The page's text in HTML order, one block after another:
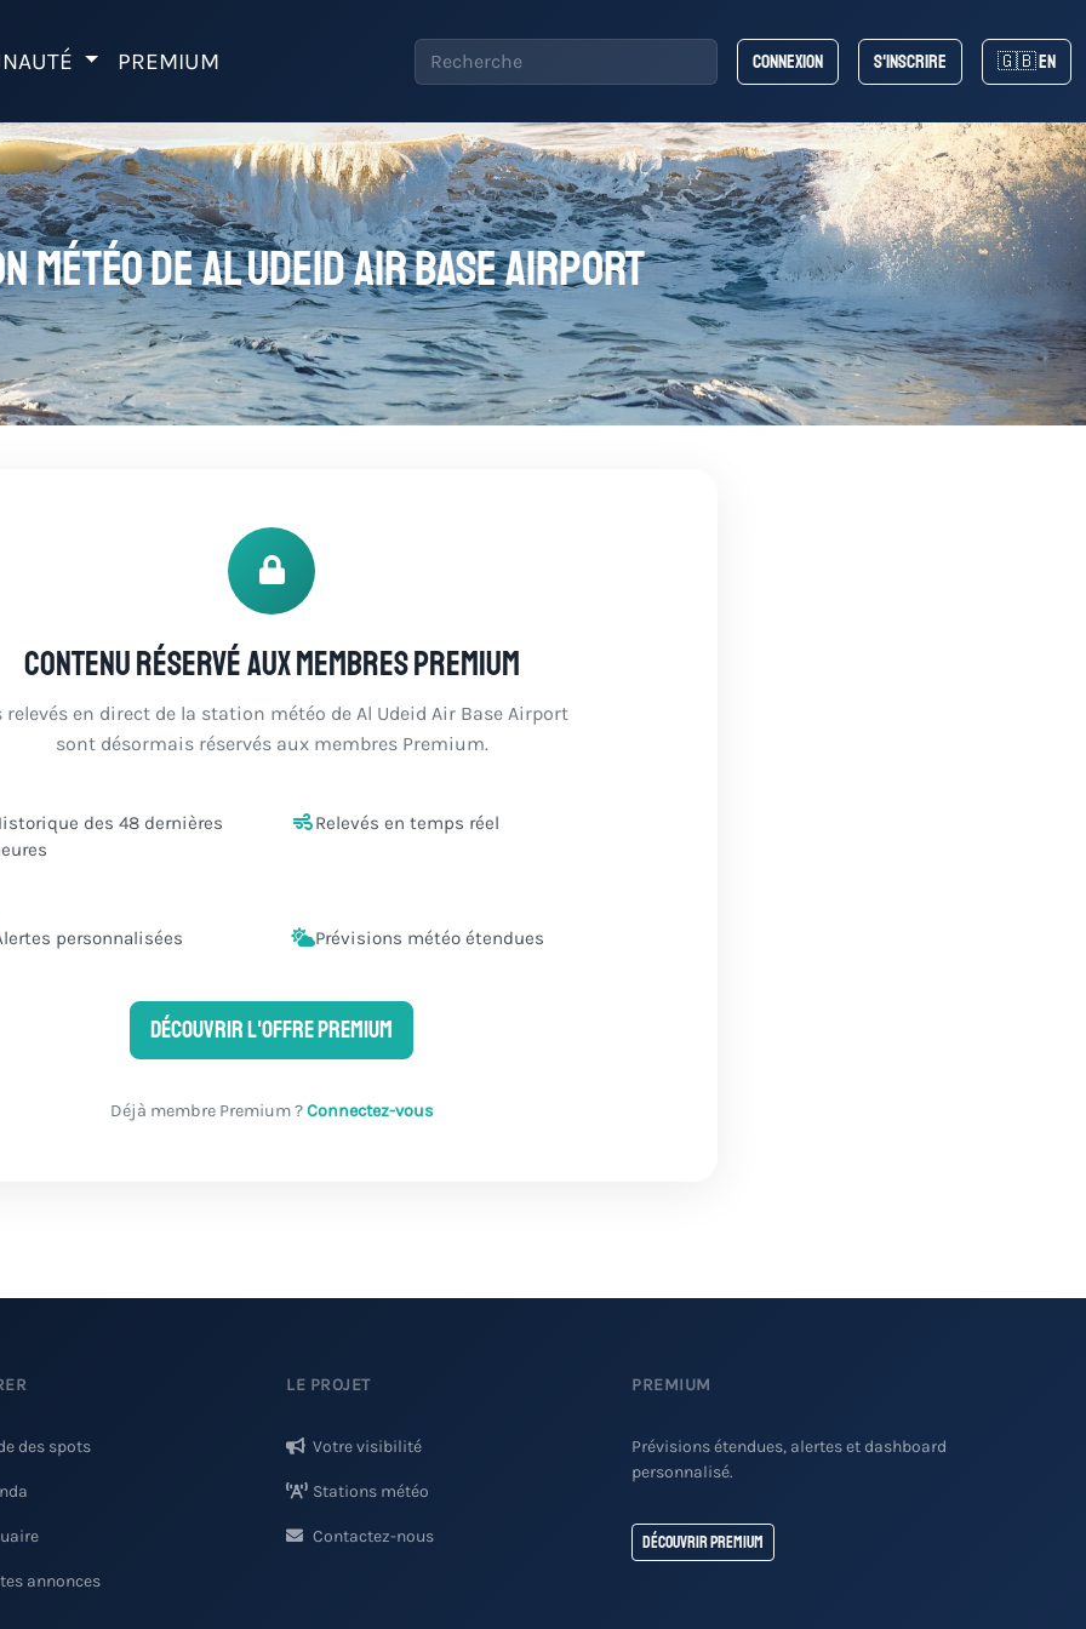
PREMIUM Connexion S'inscrire 🇬🇧 EN
météo de Al Udeid Air Base Airport
Contenu réservé aux membres Premium
relevés en direct de la station météo de Al Udeid Air Base Airport
sont désormais réservés aux membres Premium.
des 48 dernières
Relevés en temps réel
personnalisées Prévisions météo étendues
Découvrir l'offre Premium
Déjà membre Premium ?Connectez-vous
des spots
annonces
LE PROJET
Votre visibilité
Stations météo
Contactez-nous
PREMIUM
Prévisions étendues, alertes et dashboard
personnalisé.
Découvrir Premium